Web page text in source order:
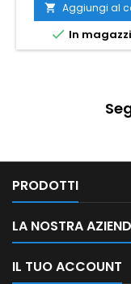
 Aggiungi al
 In
PRODOTTI
LA NOSTRA
IL TUO ACCOUNT